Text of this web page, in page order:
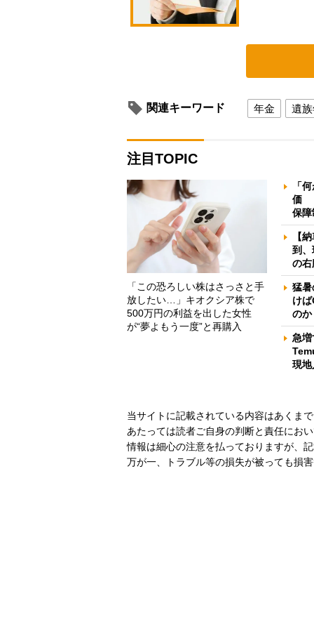
関連キーワード 年金 遺
注目TOPIC
「この恐ろしい株はさっさと手
放したい…」キオクシア株で
500万円の利益を出した女性
が“夢よもう一度”と再購入
「
価
保障
【
到
の右
猛
け
のか
急
現地
当サイトに記載されている内容はあくま
あたっては読者ご自身の判断と責任にお
情報は細心の注意を払っておりますが、
万が一、トラブル等の損失が被っても損